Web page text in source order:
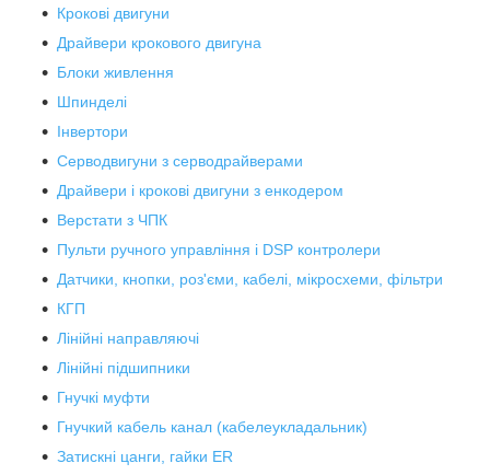
Крокові двигуни
Драйвери крокового двигуна
Блоки живлення
Шпинделі
Інвертори
Серводвигуни з серводрайверами
Драйвери і крокові двигуни з енкодером
Верстати з ЧПК
Пульти ручного управління і DSP контролери
Датчики, кнопки, роз'єми, кабелі, мікросхеми, фільтри
КГП
Лінійні направляючі
Лінійні підшипники
Гнучкі муфти
Гнучкий кабель канал (кабелеукладальник)
Затискні цанги, гайки ER